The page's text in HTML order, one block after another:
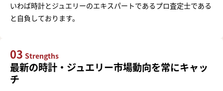
いわば時計とジュエリーのエキスパートであるプロ査定士である
と自負しております。
03 Strengths
最新の時計・ジュエリー市場動向を常にキャッ
チ